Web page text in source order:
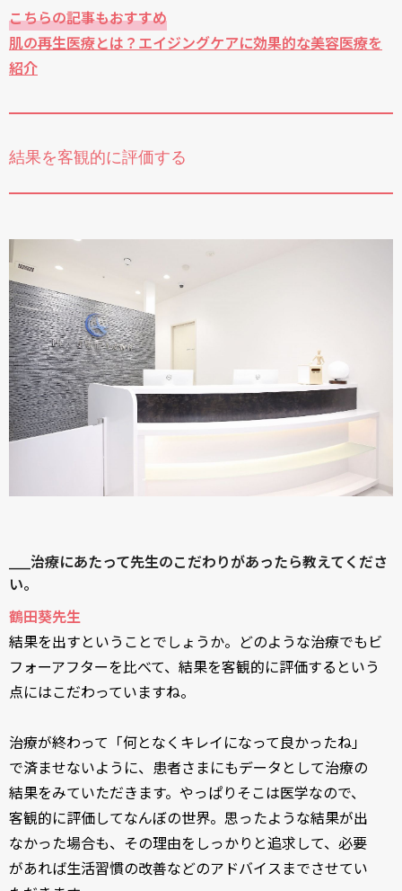
こちらの記事もおすすめ
肌の再生医療とは？エイジングケアに効果的な美容医療を
紹介
結果を客観的に評価する
____治療にあたって先生のこだわりがあったら教えてくださ
い。
鶴田葵先生
結果を出すということでしょうか。どのような治療でもビ
フォーアフターを比べて、結果を客観的に評価するという
点にはこだわっていますね。
治療が終わって「何となくキレイになって良かったね」
で済ませないように、患者さまにもデータとして治療の
結果をみていただきます。やっぱりそこは医学なので、
客観的に評価してなんぼの世界。思ったような結果が出
なかった場合も、その理由をしっかりと追求して、必要
があれば生活習慣の改善などのアドバイスまでさせてい